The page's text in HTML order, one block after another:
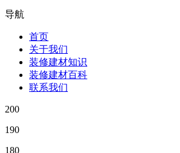
导航
首页
关于我们
装修建材知识
装修建材百科
联系我们
200
190
180